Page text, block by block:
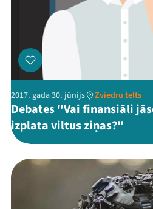
2017. gada 30. jūnijs Zviedru telts
Debates "Vai finansiāli
izplata viltus ziņas?"